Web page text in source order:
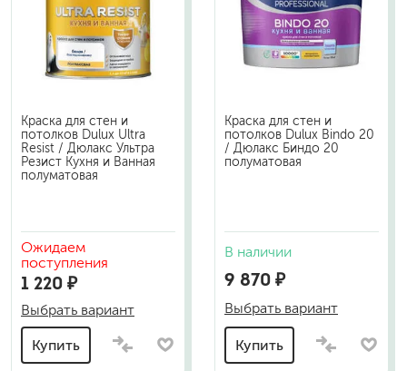
Краска для стен и
потолков Dulux Ultra
Resist / Дюлакс Ультра
Резист Кухня и Ванная
полуматовая
Ожидаем
поступления
1 220 ₽
Выбрать вариант
Купить
Краска для стен и
потолков Dulux Bindo 20
/ Дюлакс Биндо 20
полуматовая
В наличии
9 870 ₽
Выбрать вариант
Купить